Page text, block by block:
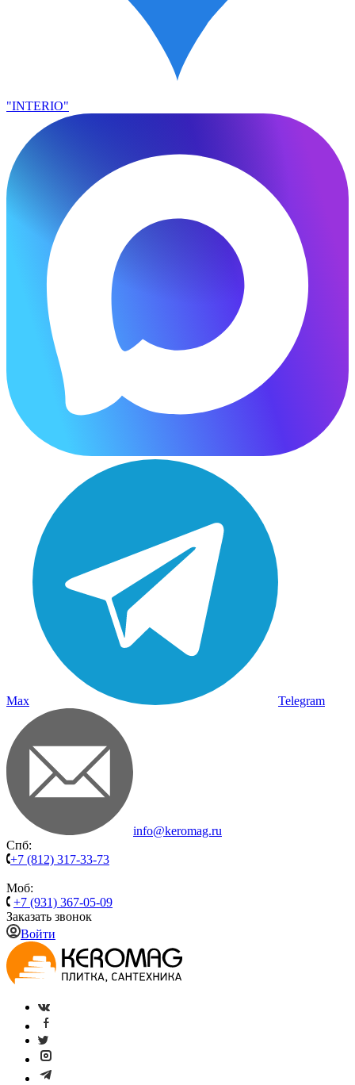
"INTERIO"
Max Telegram
info@keromag.ru
Спб:
+7 (812) 317-33-73
Моб:
+7 (931) 367-05-09
Заказать звонок
Войти